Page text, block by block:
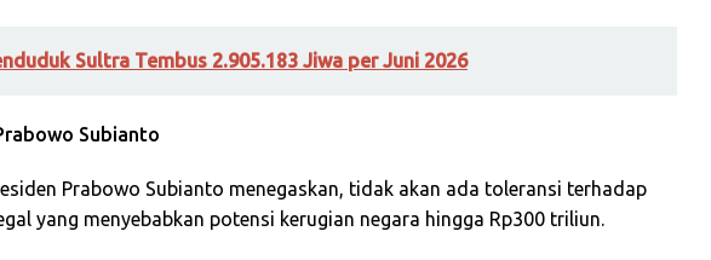
Sultra Tembus 2.905.183 Jiwa per Juni 2026
Subianto
Prabowo Subianto menegaskan, tidak akan ada toleransi terhadap
yang menyebabkan potensi kerugian negara hingga Rp300 triliun.